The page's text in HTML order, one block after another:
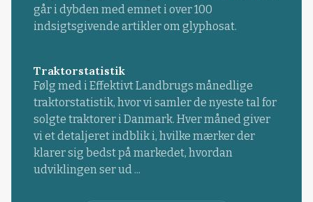
går i dybden med emnet i over 100
indsigtsgivende artikler om glyphosat.
Traktorstatistik
Følg med i Effektivt Landbrugs månedlige
traktorstatistik, hvor vi samler de nyeste tal for
solgte traktorer i Danmark. Hver måned giver
vi et detaljeret indblik i, hvilke mærker der
klarer sig bedst på markedet, hvordan
udviklingen ser ud ...